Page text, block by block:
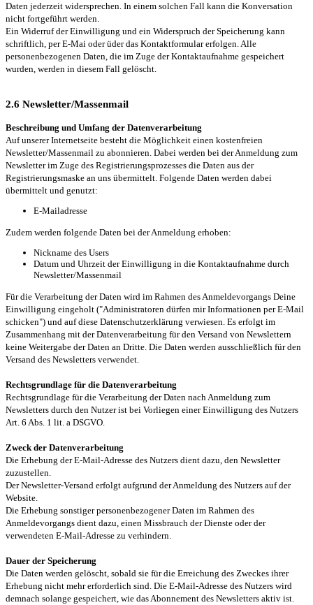
Daten jederzeit widersprechen. In einem solchen Fall kann die Konversation
nicht fortgeführt werden.
Ein Widerruf der Einwilligung und ein Widerspruch der Speicherung kann
schriftlich, per E-Mai oder üder das Kontaktformular erfolgen. Alle
personenbezogenen Daten, die im Zuge der Kontaktaufnahme gespeichert
wurden, werden in diesem Fall gelöscht.
2.6 Newsletter/Massenmail
Beschreibung und Umfang der Datenverarbeitung
Auf unserer Internetseite besteht die Möglichkeit einen kostenfreien
Newsletter/Massenmail zu abonnieren. Dabei werden bei der Anmeldung zum
Newsletter im Zuge des Registrierungsprozesses die Daten aus der
Registrierungsmaske an uns übermittelt. Folgende Daten werden dabei
übermittelt und genutzt:
E-Mailadresse
Zudem werden folgende Daten bei der Anmeldung erhoben:
Nickname des Users
Datum und Uhrzeit der Einwilligung in die Kontaktaufnahme durch
Newsletter/Massenmail
Für die Verarbeitung der Daten wird im Rahmen des Anmeldevorgangs Deine
Einwilligung eingeholt ("Administratoren dürfen mir Informationen per E-Mail
schicken") und auf diese Datenschutzerklärung verwiesen. Es erfolgt im
Zusammenhang mit der Datenverarbeitung für den Versand von Newslettern
keine Weitergabe der Daten an Dritte. Die Daten werden ausschließlich für den
Versand des Newsletters verwendet.
Rechtsgrundlage für die Datenverarbeitung
Rechtsgrundlage für die Verarbeitung der Daten nach Anmeldung zum
Newsletters durch den Nutzer ist bei Vorliegen einer Einwilligung des Nutzers
Art. 6 Abs. 1 lit. a DSGVO.
Zweck der Datenverarbeitung
Die Erhebung der E-Mail-Adresse des Nutzers dient dazu, den Newsletter
zuzustellen.
Der Newsletter-Versand erfolgt aufgrund der Anmeldung des Nutzers auf der
Website.
Die Erhebung sonstiger personenbezogener Daten im Rahmen des
Anmeldevorgangs dient dazu, einen Missbrauch der Dienste oder der
verwendeten E-Mail-Adresse zu verhindern.
Dauer der Speicherung
Die Daten werden gelöscht, sobald sie für die Erreichung des Zweckes ihrer
Erhebung nicht mehr erforderlich sind. Die E-Mail-Adresse des Nutzers wird
demnach solange gespeichert, wie das Abonnement des Newsletters aktiv ist.